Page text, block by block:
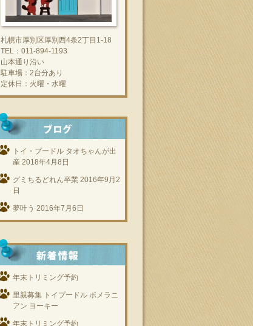
札幌市厚別区厚別西4条2丁目1-18
TEL：011-894-1193
山本通り沿い
駐車場：2台分あり
定休日：火曜・水曜
トイ・プードル タオちゃんが出
産 2018年4月8日
グミちるどれん卒業 2016年9月2
日
夢叶う 2016年7月6日
年末トリミング予約
里親募集 トイプードル ポメラニ
アン ヨーキー
年末トリミング予約